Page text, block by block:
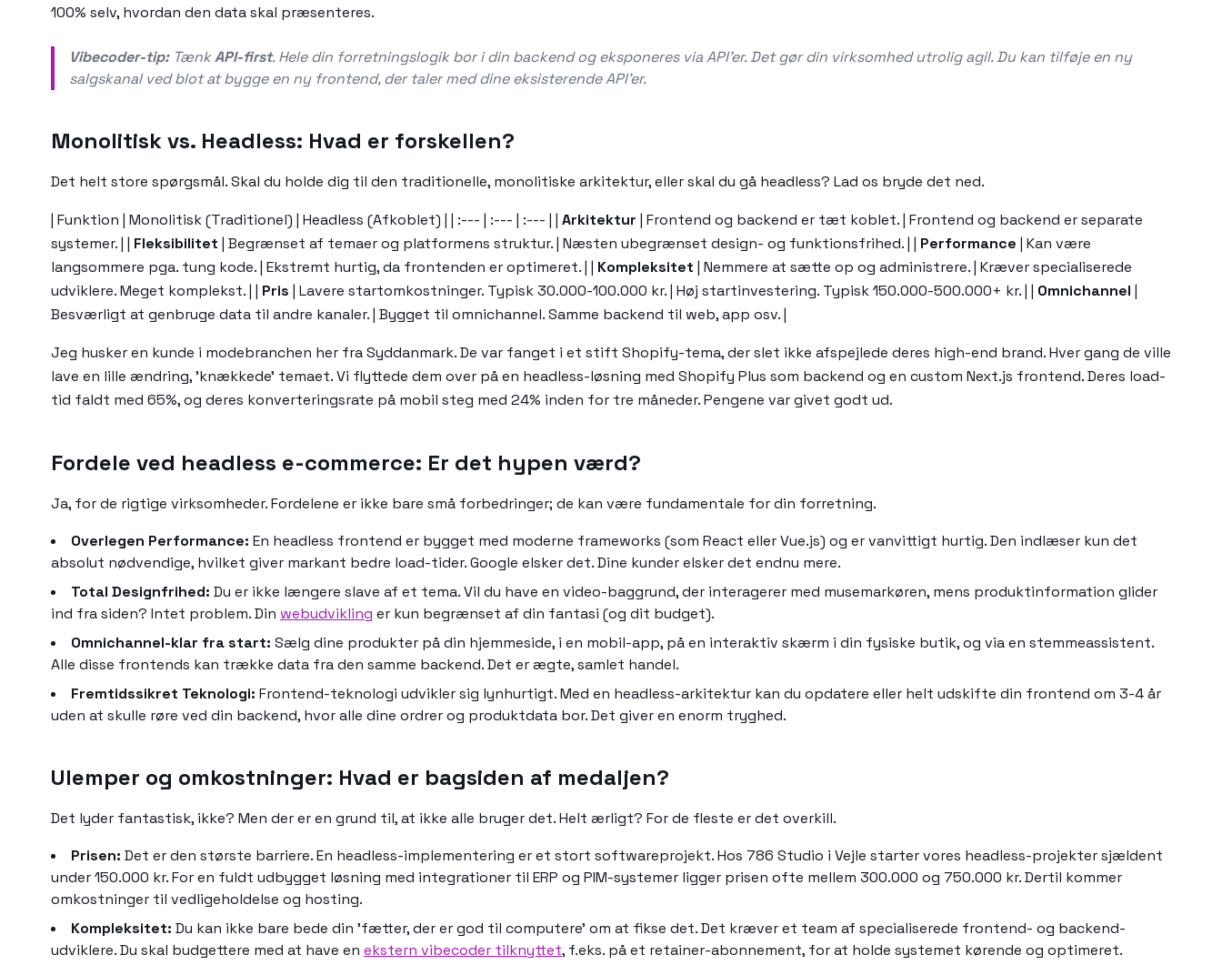
100% selv, hvordan den data skal præsenteres.
Vibecoder-tip:TænkAPI-first. Hele din forretningslogik bor i din backend og eksponeres via API'er. Det gør din virksomhed utrolig agil. Du kan tilføje en ny
salgskanal ved blot at bygge en ny frontend, der taler med dine eksisterende API'er.
Monolitisk vs. Headless: Hvad er forskellen?
Det helt store spørgsmål. Skal du holde dig til den traditionelle, monolitiske arkitektur, eller skal du gå headless? Lad os bryde det ned.
| Funktion | Monolitisk (Traditionel) | Headless (Afkoblet) | | :--- | :--- | :--- | | Arkitektur | Frontend og backend er tæt koblet. | Frontend og backend er separate
systemer. | | Fleksibilitet | Begrænset af temaer og platformens struktur. | Næsten ubegrænset design- og funktionsfrihed. | | Performance | Kan være
langsommere pga. tung kode. | Ekstremt hurtig, da frontenden er optimeret. | | Kompleksitet | Nemmere at sætte op og administrere. | Kræver specialiserede
udviklere. Meget komplekst. | | Pris | Lavere startomkostninger. Typisk 30.000-100.000 kr. | Høj startinvestering. Typisk 150.000-500.000+ kr. | | Omnichannel |
Besværligt at genbruge data til andre kanaler. | Bygget til omnichannel. Samme backend til web, app osv. |
Jeg husker en kunde i modebranchen her fra Syddanmark. De var fanget i et stift Shopify-tema, der slet ikke afspejlede deres high-end brand. Hver gang de ville
lave en lille ændring, 'knækkede' temaet. Vi flyttede dem over på en headless-løsning med Shopify Plus som backend og en custom Next.js frontend. Deres load-
tid faldt med 65%, og deres konverteringsrate på mobil steg med 24% inden for tre måneder. Pengene var givet godt ud.
Fordele ved headless e-commerce: Er det hypen værd?
Ja, for de rigtige virksomheder. Fordelene er ikke bare små forbedringer; de kan være fundamentale for din forretning.
Overlegen Performance: En headless frontend er bygget med moderne frameworks (som React eller Vue.js) og er vanvittigt hurtig. Den indlæser kun det
absolut nødvendige, hvilket giver markant bedre load-tider. Google elsker det. Dine kunder elsker det endnu mere.
Total Designfrihed: Du er ikke længere slave af et tema. Vil du have en video-baggrund, der interagerer med musemarkøren, mens produktinformation glider
ind fra siden? Intet problem. Din webudvikling er kun begrænset af din fantasi (og dit budget).
Omnichannel-klar fra start: Sælg dine produkter på din hjemmeside, i en mobil-app, på en interaktiv skærm i din fysiske butik, og via en stemmeassistent.
Alle disse frontends kan trække data fra den samme backend. Det er ægte, samlet handel.
Fremtidssikret Teknologi: Frontend-teknologi udvikler sig lynhurtigt. Med en headless-arkitektur kan du opdatere eller helt udskifte din frontend om 3-4 år
uden at skulle røre ved din backend, hvor alle dine ordrer og produktdata bor. Det giver en enorm tryghed.
Ulemper og omkostninger: Hvad er bagsiden af medaljen?
Det lyder fantastisk, ikke? Men der er en grund til, at ikke alle bruger det. Helt ærligt? For de fleste er det overkill.
Prisen: Det er den største barriere. En headless-implementering er et stort softwareprojekt. Hos 786 Studio i Vejle starter vores headless-projekter sjældent
under 150.000 kr. For en fuldt udbygget løsning med integrationer til ERP og PIM-systemer ligger prisen ofte mellem 300.000 og 750.000 kr. Dertil kommer
omkostninger til vedligeholdelse og hosting.
Kompleksitet: Du kan ikke bare bede din 'fætter, der er god til computere' om at fikse det. Det kræver et team af specialiserede frontend- og backend-
udviklere. Du skal budgettere med at have en ekstern vibecoder tilknyttet, f.eks. på et retainer-abonnement, for at holde systemet kørende og optimeret.